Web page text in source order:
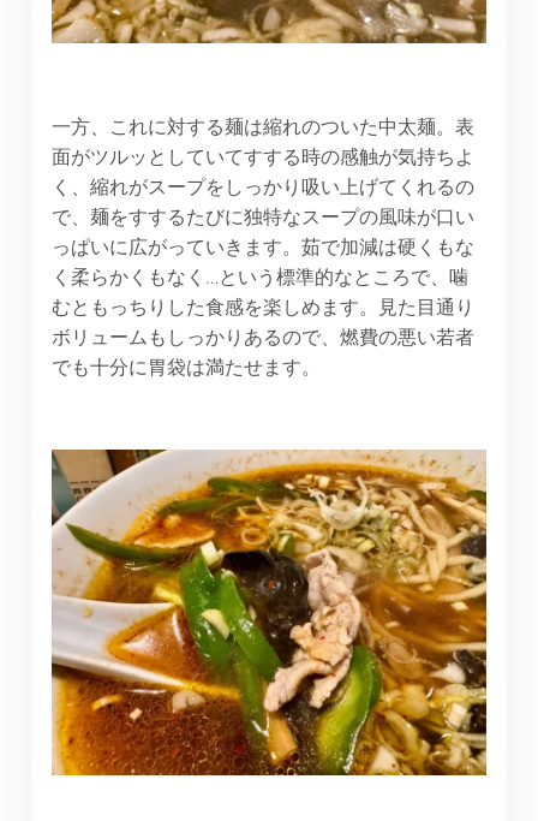
一方、これに対する麺は縮れのついた中太麺。表
面がツルッとしていてすする時の感触が気持ちよ
く、縮れがスープをしっかり吸い上げてくれるの
で、麺をすするたびに独特なスープの風味が口い
っぱいに広がっていきます。茹で加減は硬くもな
く柔らかくもなく…という標準的なところで、噛
むともっちりした食感を楽しめます。見た目通り
ボリュームもしっかりあるので、燃費の悪い若者
でも十分に胃袋は満たせます。